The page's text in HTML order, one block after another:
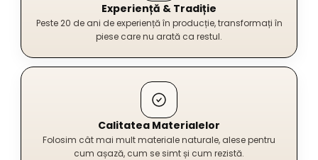
Experiență & Tradiție
Peste 20 de ani de experiență în producție, transformați în
piese care nu arată ca restul.
Calitatea Materialelor
Folosim cât mai mult materiale naturale, alese pentru
cum așază, cum se simt și cum rezistă.